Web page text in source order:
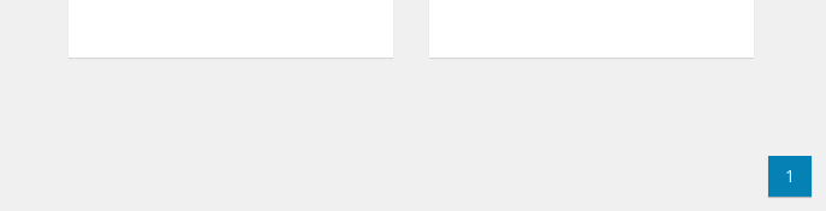
1